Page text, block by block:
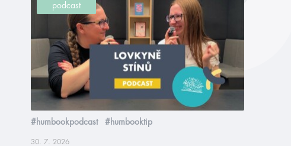
podcast
#humbookpodcast #humbooktip
30. 7. 2026